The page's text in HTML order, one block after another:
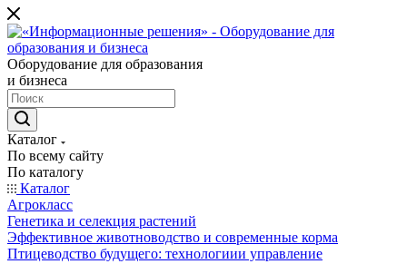
Оборудование для образования
и бизнеса
Каталог
По всему сайту
По каталогу
Каталог
Агрокласс
Генетика и селекция растений
Эффективное животноводство и современные корма
Птицеводство будущего: технологиии управление